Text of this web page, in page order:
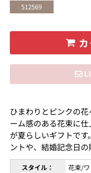
512569
住所を知ら
ひまわりとピンクの
ーム感のある花束に
が夏らしいギフトで
ントや、結婚記念日の
スタイル：
花束/